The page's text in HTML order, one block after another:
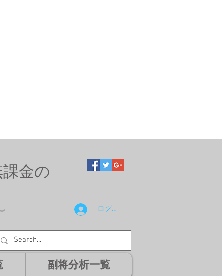
金の
ログイン
副将分析一覧